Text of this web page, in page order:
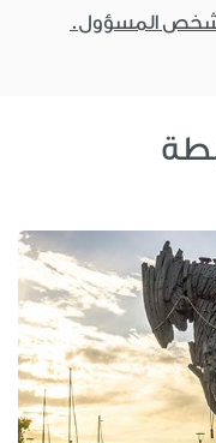
المسؤول.